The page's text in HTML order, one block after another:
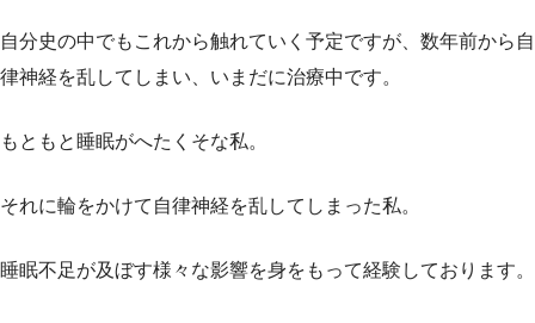
自分史の中でもこれから触れていく予定ですが、数年前から自
律神経を乱してしまい、いまだに治療中です。
もともと睡眠がへたくそな私。
それに輪をかけて自律神経を乱してしまった私。
睡眠不足が及ぼす様々な影響を身をもって経験しております。